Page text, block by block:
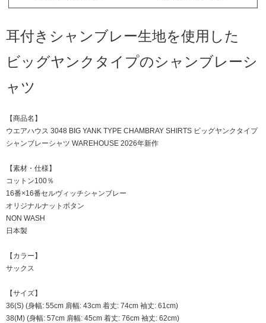
耳付きシャンブレー生地を使用した
ビッグヤンクタイプのシャンブレーシ
ャツ
【商品名】
ウエアハウス 3048 BIG YANK TYPE CHAMBRAY SHIRTS ビッグヤンクタイプ
シャンブレーシャツ WAREHOUSE 2026年新作
【素材・仕様】
コットン100％
16番×16番セルヴィッチシャンブレー
オリジナルナットボタン
NON WASH
日本製
【カラー】
サックス
【サイズ】
36(S) (身幅: 55cm 肩幅: 43cm 着丈: 74cm 袖丈: 61cm)
38(M) (身幅: 57cm 肩幅: 45cm 着丈: 76cm 袖丈: 62cm)